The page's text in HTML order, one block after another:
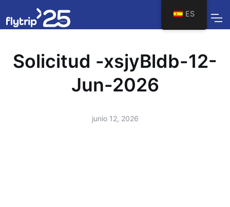
Solicitud -xsjyBldb-12-
Jun-2026
junio 12, 2026
ES